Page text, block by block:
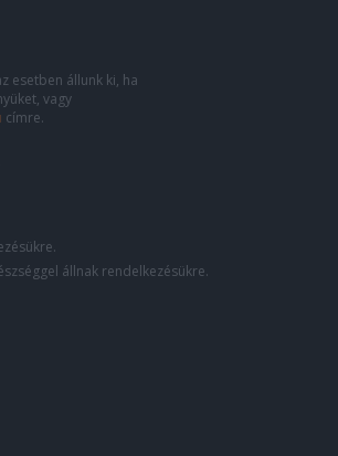
esetben állunk ki, ha
vagy
címre.
állnak rendelkezésükre.